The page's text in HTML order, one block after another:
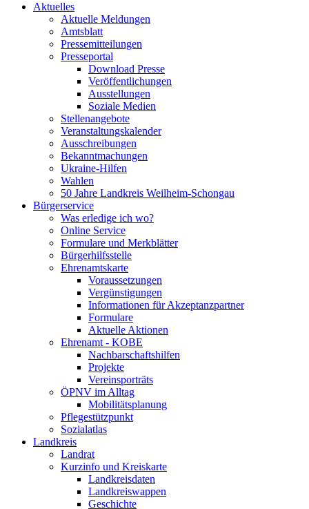
Aktuelles
Aktuelle Meldungen
Amtsblatt
Pressemitteilungen
Presseportal
Download Presse
Veröffentlichungen
Ausstellungen
Soziale Medien
Stellenangebote
Veranstaltungskalender
Ausschreibungen
Bekanntmachungen
Ukraine-Hilfen
Wahlen
50 Jahre Landkreis Weilheim-Schongau
Bürgerservice
Was erledige ich wo?
Online Service
Formulare und Merkblätter
Bürgerhilfsstelle
Ehrenamtskarte
Voraussetzungen
Vergünstigungen
Informationen für Akzeptanzpartner
Formulare
Aktuelle Aktionen
Ehrenamt - KOBE
Nachbarschaftshilfen
Projekte
Vereinsporträts
ÖPNV im Alltag
Mobilitätsplanung
Pflegestützpunkt
Sozialatlas
Landkreis
Landrat
Kurzinfo und Kreiskarte
Landkreisdaten
Landkreiswappen
Geschichte